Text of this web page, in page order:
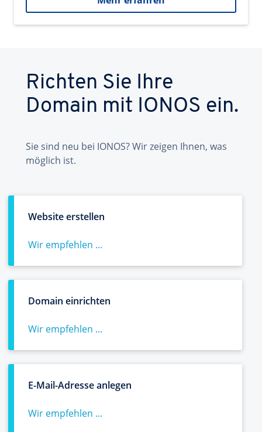
Richten Sie Ihre
Domain mit IONOS ein.
Sie sind neu bei IONOS? Wir zeigen Ihnen, was
möglich ist.
Website erstellen
Wir empfehlen ...
Domain einrichten
Wir empfehlen ...
E-Mail-Adresse anlegen
Wir empfehlen ...